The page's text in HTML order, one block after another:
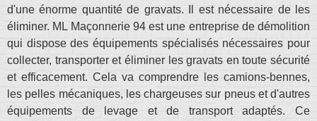
d'une énorme quantité de gravats. Il est nécessaire de les
éliminer. ML Maçonnerie 94 est une entreprise de démolition
qui dispose des équipements spécialisés nécessaires pour
collecter, transporter et éliminer les gravats en toute sécurité
et efficacement. Cela va comprendre les camions-bennes,
les pelles mécaniques, les chargeuses sur pneus et d'autres
équipements de levage et de transport adaptés. Ce